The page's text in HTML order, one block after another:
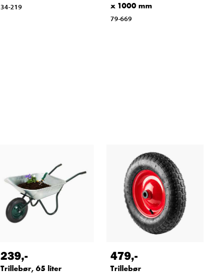
34-219
x 1000 mm
79-669
239,-
Trillebør, 65 liter
479,-
Trillebør